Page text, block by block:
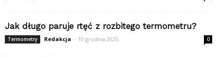
Jak długo paruje rtęć z rozbitego termometru?
Termometry Redakcja - 10 grudnia 2025 0